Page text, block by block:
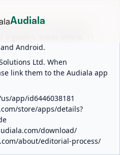
guide for 1,100+ cities
Android.
Ltd. When
link them to the Audiala app
app/id6446038181
store/apps/details?
download/
about/editorial-process/
Audiala